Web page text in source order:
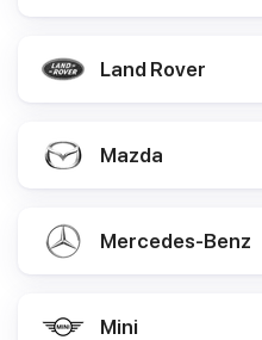
Land Rover
Mazda
Mercedes-Benz
Mini